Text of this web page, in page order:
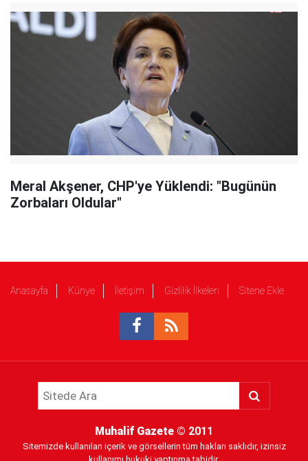
Meral Akşener, CHP'ye Yüklendi: "Bugünün
Zorbaları Oldular"
Anasayfa Künye İletişim Gizlilik İlkeleri Sitene Ekle
Muhalif Gazete © 2011
Sitemizde kullanılan içerik ve görsellerin tüm hakları saklıdır, izinsiz